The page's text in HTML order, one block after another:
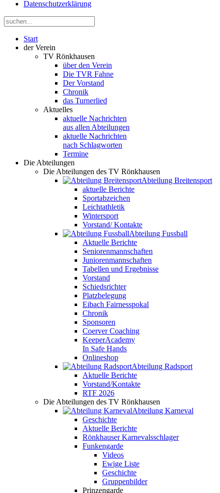
Datenschutzerklärung
Start
der Verein
TV Rönkhausen
über den Verein
Die TVR Fahne
Der Vorstand
Chronik
das Turnerlied
Aktuelles
aktuelle Nachrichten
aus allen Abteilungen
aktuelle Nachrichten
nach Schlagworten
Termine
Die Abteilungen
Die Abteilungen des TV Rönkhausen
Abteilung Breitensport
aktuelle Berichte
Sportabzeichen
Leichtathletik
Wintersport
Vorstand/ Kontakte
Abteilung Fussball
Aktuelle Berichte
Seniorenmannschaften
Juniorenmannschaften
Tabellen und Ergebnisse
Vorstand
Schiedsrichter
Platzbelegung
Eibach Fairnesspokal
Chronik
Sponsoren
Coerver Coaching
KeeperAcademy
In Safe Hands
Onlineshop
Abteilung Radsport
Aktuelle Berichte
Vorstand/Kontakte
RTF 2026
Die Abteilungen des TV Rönkhausen
Abteilung Karneval
Geschichte
Aktuelle Berichte
Rönkhauser Karnevalsschlager
Funkengarde
Videos
Ewige Liste
Geschichte
Gruppenbilder
Prinzengarde